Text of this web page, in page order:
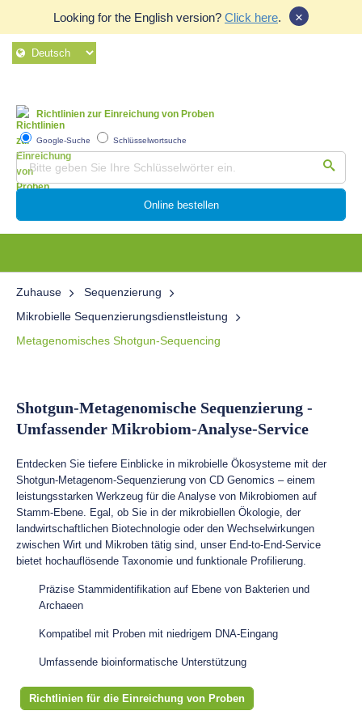
Looking for the English version? Click here. ×
Richtlinien zur Einreichung von Proben
Google-Suche Schlüsselwortsuche
Online bestellen
Zuhause
Sequenzierung
Mikrobielle Sequenzierungsdienstleistung
Metagenomisches Shotgun-Sequencing
Shotgun-Metagenomische Sequenzierung -
Umfassender Mikrobiom-Analyse-Service
Entdecken Sie tiefere Einblicke in mikrobielle Ökosysteme mit der
Shotgun-Metagenom-Sequenzierung von CD Genomics – einem
leistungsstarken Werkzeug für die Analyse von Mikrobiomen auf
Stamm-Ebene. Egal, ob Sie in der mikrobiellen Ökologie, der
landwirtschaftlichen Biotechnologie oder den Wechselwirkungen
zwischen Wirt und Mikroben tätig sind, unser End-to-End-Service
bietet hochauflösende Taxonomie und funktionale Profilierung.
Präzise Stammidentifikation auf Ebene von Bakterien und
Archaeen
Kompatibel mit Proben mit niedrigem DNA-Eingang
Umfassende bioinformatische Unterstützung
Richtlinien für die Einreichung von Proben